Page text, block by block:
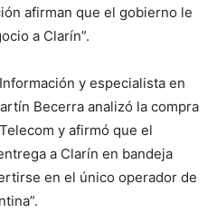
afirman que el gobierno le
a Clarín”.
y especialista en
Becerra analizó la compra
y afirmó que el
a Clarín en bandeja
en el único operador de